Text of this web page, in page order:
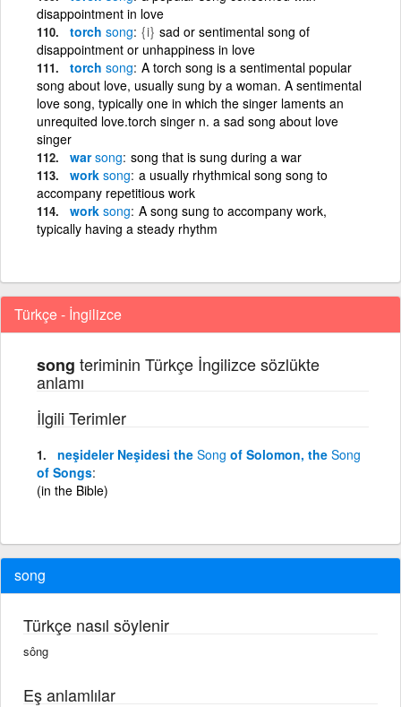
disappointment in love
torch song {i} sad or sentimental song of
disappointment or unhappiness in love
torch song A torch song is a sentimental popular
song about love, usually sung by a woman. A sentimental
love song, typically one in which the singer laments an
unrequited love.torch singer n. a sad song about love
singer
warsong song that is sung during a war
work song a usually rhythmical song song to
accompany repetitious work
work song A song sung to accompany work,
typically having a steady rhythm
Türkçe - İngilizce
song teriminin Türkçe İngilizce sözlükte
anlamı
İlgili Terimler
neşideler Neşidesi the Song of Solomon, the Song
of Songs
(in the Bible)
song
Türkçe nasıl söylenir
sông
Eş anlamlılar